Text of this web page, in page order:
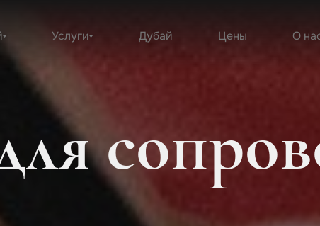
Услуги Дубай Цены О